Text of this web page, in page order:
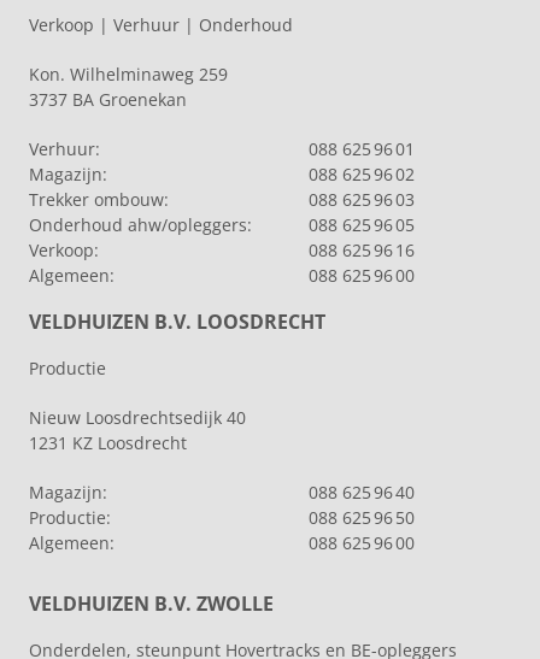
Verkoop | Verhuur | Onderhoud
Kon. Wilhelminaweg 259
3737 BA Groenekan
Verhuur:
088 625 96 01
Magazijn:
088 625 96 02
Trekker ombouw:
088 625 96 03
Onderhoud ahw/opleggers:
088 625 96 05
Verkoop:
088 625 96 16
Algemeen:
088 625 96 00
VELDHUIZEN B.V. LOOSDRECHT
Productie
Nieuw Loosdrechtsedijk 40
1231 KZ Loosdrecht
Magazijn:
088 625 96 40
Productie:
088 625 96 50
Algemeen:
088 625 96 00
VELDHUIZEN B.V. ZWOLLE
Onderdelen, steunpunt Hovertracks en BE-opleggers